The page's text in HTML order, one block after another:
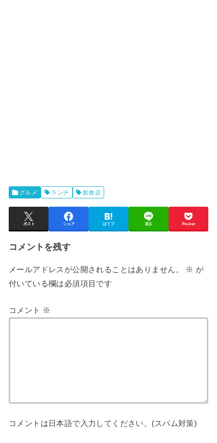
グルメ ランチ 飲食店
ポスト シェア はてブ 送る Pocket
コメントを残す
メールアドレスが公開されることはありません。 ※ が
付いている欄は必須項目です
コメント ※
コメントは日本語で入力してください。(スパム対策)